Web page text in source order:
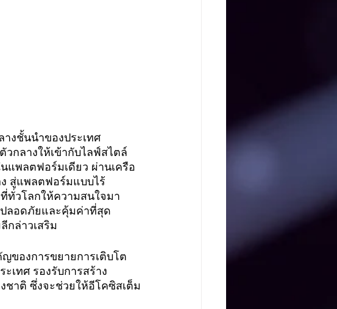
งชั้นนำของประเทศ
วกลางให้เข้ากับไลฟ์สไตล์
แพลตฟอร์มเดียว ผ่านเครือ
สู่แพลตฟอร์มแบบไร้
ทั่วโลกให้ความสนใจมา
ปลอดภัยและคุ้มค่าที่สุด
กล่าวเสริม
ญของการขยายการเติบโต
เทศ รองรับการสร้าง
ชาติ ซึ่งจะช่วยให้อีโคซิสเต็ม